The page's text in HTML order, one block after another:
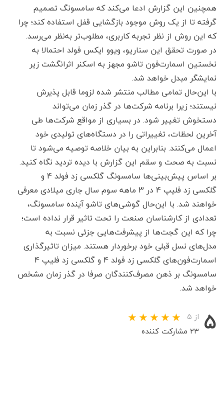
همچنین این گزارش ادعا می‌کند که سامسونگ تصمیم
گرفته تا از یک روش موجود بازگشایی قفل استفاده کند؛ چرا
که این روش از نظر تجربه کاربری، مطلوب‌تر به‌نظر می‌رسد.
در صورت تحقق این سناریو، ویوو ایکس فولد احتمالا به
نخستین اسمارت‌فون تاشو مجهز به اسکنر اثرانگشت زیر
نمایشگر مبدل خواهد شد.
با این‌حال تمامی مطالب منتشر شده لزوما قابل پذیرش
نیستند؛ زیرا برنامه‌ شرکت‌ها در گذر زمان می‌تواند
دستخوش تغییر شود. در بسیاری از مواقع شرکت‌ها طی
آخرین لحظات، تغییراتی را در دستگاه‌های تولیدی خود
اعمال می‌کنند. بنابراین به بیان خلاصه توصیه می‌شود تا
نسبت به صحت و سقم این گزارش با دیده تردید نگاه کنید.
بر اساس پیش‌بینی‌ها سامسونگ گلکسی زد فولد 4 و
گلکسی زد فلیپ 4 در 3 ماهه سوم سال جاری میلادی معرفی
خواهند شد. با این‌حال گوشی‌های تاشو آینده سامسونگ،
تعدادی از کارشناسان صنعت را تحت تاثیر قرار نداده است؛
چرا که این گجت‌ها از پیشرفت‌هایی جزئی نسبت به
مدل‌های نسل قبلی خود برخوردار هستند. میزان تاثیرگذاری
اسمارت‌فون‌های گلکسی زد فولد 4 و گلکسی زد فلیپ 4
سامسونگ بر ذهن مصرف‌کنندگان صرفا در گذر زمان مشخص
خواهد شد.
۵ از ۵
۲۳ مشارکت کننده